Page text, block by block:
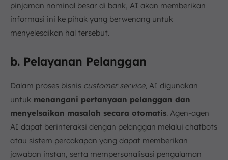
pinjaman nominal besar di bank, AI akan memberikan
informasi ini ke pihak yang berwenang untuk
menyelesaikan hal tersebut.
b. Pelayanan Pelanggan
Dalam proses bisnis customer service, AI digunakan
untuk menangani pertanyaan pelanggan dan
menyelsaikan masalah secara otomatis. Agen-agen
AI dapat berinteraksi dengan pelanggan melalui chatbots
atau sistem percakapan yang dapat memberikan
jawaban instan, serta mempersonalisasi pengalaman